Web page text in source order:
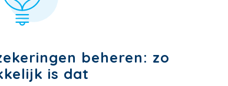
beheren: zo
is dat